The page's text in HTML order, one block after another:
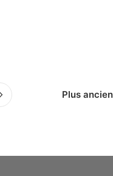
Plus ancien